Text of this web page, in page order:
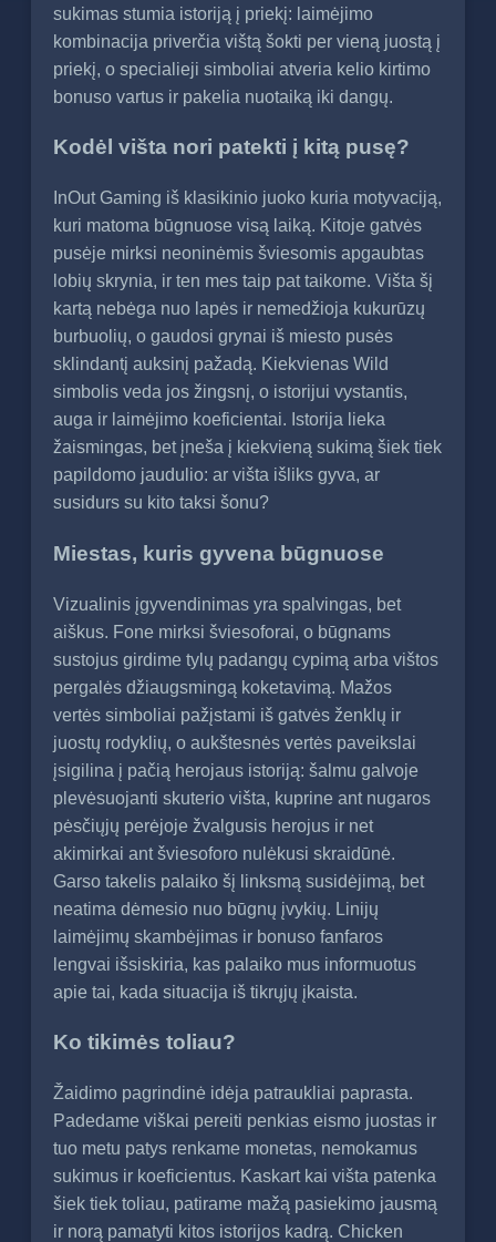
sukimas stumia istoriją į priekį: laimėjimo
kombinacija priverčia vištą šokti per vieną juostą į
priekį, o specialieji simboliai atveria kelio kirtimo
bonuso vartus ir pakelia nuotaiką iki dangų.
Kodėl višta nori patekti į kitą pusę?
InOut Gaming iš klasikinio juoko kuria motyvaciją,
kuri matoma būgnuose visą laiką. Kitoje gatvės
pusėje mirksi neoninėmis šviesomis apgaubtas
lobių skrynia, ir ten mes taip pat taikome. Višta šį
kartą nebėga nuo lapės ir nemedžioja kukurūzų
burbuolių, o gaudosi grynai iš miesto pusės
sklindantį auksinį pažadą. Kiekvienas Wild
simbolis veda jos žingsnį, o istorijui vystantis,
auga ir laimėjimo koeficientai. Istorija lieka
žaismingas, bet įneša į kiekvieną sukimą šiek tiek
papildomo jaudulio: ar višta išliks gyva, ar
susidurs su kito taksi šonu?
Miestas, kuris gyvena būgnuose
Vizualinis įgyvendinimas yra spalvingas, bet
aiškus. Fone mirksi šviesoforai, o būgnams
sustojus girdime tylų padangų cypimą arba vištos
pergalės džiaugsmingą koketavimą. Mažos
vertės simboliai pažįstami iš gatvės ženklų ir
juostų rodyklių, o aukštesnės vertės paveikslai
įsigilina į pačią herojaus istoriją: šalmu galvoje
plevėsuojanti skuterio višta, kuprine ant nugaros
pėsčiųjų perėjoje žvalgusis herojus ir net
akimirkai ant šviesoforo nulėkusi skraidūnė.
Garso takelis palaiko šį linksmą susidėjimą, bet
neatima dėmesio nuo būgnų įvykių. Linijų
laimėjimų skambėjimas ir bonuso fanfaros
lengvai išsiskiria, kas palaiko mus informuotus
apie tai, kada situacija iš tikrųjų įkaista.
Ko tikimės toliau?
Žaidimo pagrindinė idėja patraukliai paprasta.
Padedame viškai pereiti penkias eismo juostas ir
tuo metu patys renkame monetas, nemokamus
sukimus ir koeficientus. Kaskart kai višta patenka
šiek tiek toliau, patirame mažą pasiekimo jausmą
ir norą pamatyti kitos istorijos kadrą. Chicken